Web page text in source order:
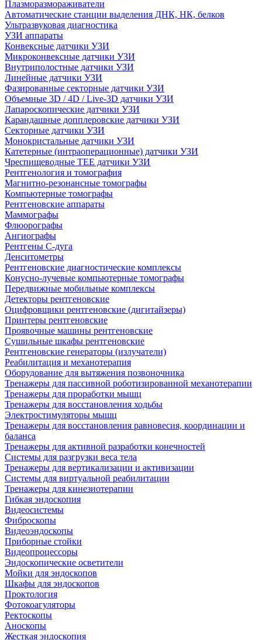
Плазморазмораживатели
Автоматические станции выделения ДНК, НК, белков
Ультразвуковая диагностика
УЗИ аппараты
Конвексные датчики УЗИ
Микроконвексные датчики УЗИ
Внутриполостные датчики УЗИ
Линейные датчики УЗИ
Фазированные секторные датчики УЗИ
Объемные 3D / 4D / Live-3D датчики УЗИ
Лапароскопические датчики УЗИ
Карандашные допплеровские датчики УЗИ
Секторные датчики УЗИ
Монокристальные датчики УЗИ
Катетерные (интраоперационные) датчики УЗИ
Чреспищеводные TEE датчики УЗИ
Рентгенология и томография
Магнитно-резонансные томографы
Компьютерные томографы
Рентгеновские аппараты
Маммографы
Флюорографы
Ангиографы
Рентгены С-дуга
Денситометры
Рентгеновские диагностические комплексы
Конусно-лучевые компьютерные томографы
Передвижные мобильные комплексы
Детекторы рентгеновские
Оцифровщики рентгеновские (дигитайзеры)
Принтеры рентгеновские
Проявочные машины рентгеновские
Сушильные шкафы рентгеновские
Рентгеновские генераторы (излучатели)
Реабилитация и механотерапия
Оборудование для вытяжения позвоночника
Тренажеры для пассивной роботизированной механотерапии
Тренажеры для проработки мышц
Тренажеры для восстановления ходьбы
Электростимуляторы мышц
Тренажеры для восстановления равновесия, координации и
баланса
Тренажеры для активной разработки конечностей
Системы для разгрузки веса тела
Тренажеры для вертикализации и активизации
Системы для виртуальной реабилитации
Тренажеры для кинезиотерапии
Гибкая эндоскопия
Видеосистемы
Фиброскопы
Видеоэндоскопы
Приборные стойки
Видеопроцессоры
Эндоскопические осветители
Мойки для эндоскопов
Шкафы для эндоскопов
Проктология
Фотокоагуляторы
Ректоскопы
Аноскопы
Жесткая эндоскопия